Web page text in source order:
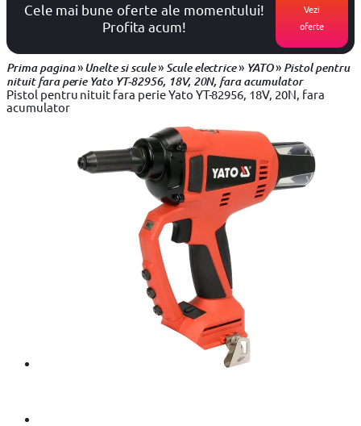
Cele mai bune oferte ale momentului!
Profita acum!
Vezi
oferte
Prima pagina»Unelte si scule»Scule electrice» YATO» Pistol pentru
nituit fara perie Yato YT-82956, 18V, 20N, fara acumulator
Pistol pentru nituit fara perie Yato YT-82956, 18V, 20N, fara
acumulator